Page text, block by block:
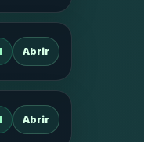
Abrir
Abrir